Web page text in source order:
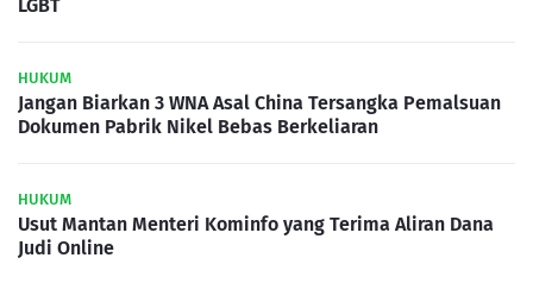
LGBT
HUKUM
Jangan Biarkan 3 WNA Asal China Tersangka Pemalsuan
Dokumen Pabrik Nikel Bebas Berkeliaran
HUKUM
Usut Mantan Menteri Kominfo yang Terima Aliran Dana
Judi Online